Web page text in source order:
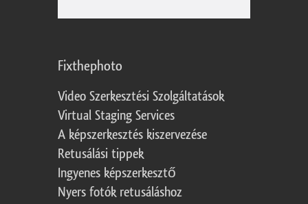
Fixthephoto
Video Szerkesztési Szolgáltatások
Virtual Staging Services
A képszerkesztés kiszervezése
Retusálási tippek
Ingyenes képszerkesztő
Nyers fotók retusáláshoz